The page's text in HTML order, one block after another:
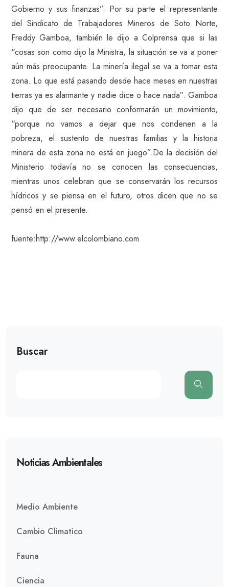
Gobierno y sus finanzas”. Por su parte el representante
del Sindicato de Trabajadores Mineros de Soto Norte,
Freddy Gamboa, también le dijo a Colprensa que si las
“cosas son como dijo la Ministra, la situación se va a poner
aún más preocupante. La minería ilegal se va a tomar esta
zona. Lo que está pasando desde hace meses en nuestras
tierras ya es alarmante y nadie dice o hace nada”. Gamboa
dijo que de ser necesario conformarán un movimiento,
“porque no vamos a dejar que nos condenen a la
pobreza, el sustento de nuestras familias y la historia
minera de esta zona no está en juego”.De la decisión del
Ministerio todavía no se conocen las consecuencias,
mientras unos celebran que se conservarán los recursos
hídricos y se piensa en el futuro, otros dicen que no se
pensó en el presente.
fuente:http://www.elcolombiano.com
Buscar
Noticias Ambientales
Medio Ambiente
Cambio Climatico
Fauna
Ciencia